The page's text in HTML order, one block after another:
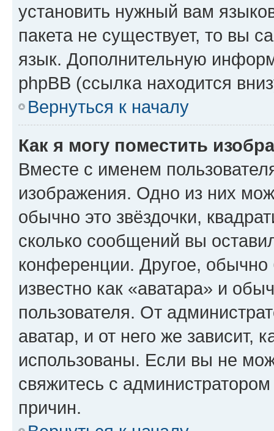
установить нужный вам
пакета не существует, то вы
язык. Дополнительную
phpBB (ссылка находится
Вернуться к началу
Как я могу поместить
Вместе с именем
изображения. Одно из них
обычно это звёздочки,
сколько сообщений вы
конференции. Другое,
известно как «аватара» и
пользователя. От
аватар, и от него же зависит,
использованы. Если вы не
свяжитесь с
причин.